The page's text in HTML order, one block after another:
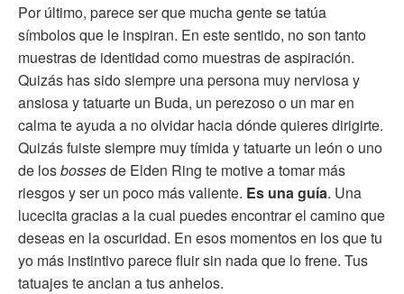
Por último, parece ser que mucha gente se tatúa
símbolos que le inspiran. En este sentido, no son tanto
muestras de identidad como muestras de aspiración.
Quizás has sido siempre una persona muy nerviosa y
ansiosa y tatuarte un Buda, un perezoso o un mar en
calma te ayuda a no olvidar hacia dónde quieres dirigirte.
Quizás fuiste siempre muy tímida y tatuarte un león o uno
de losbossesde Elden Ring te motive a tomar más
riesgos y ser un poco más valiente. Es una guía. Una
lucecita gracias a la cual puedes encontrar el camino que
deseas en la oscuridad. En esos momentos en los que tu
yo más instintivo parece fluir sin nada que lo frene. Tus
tatuajes te anclan a tus anhelos.